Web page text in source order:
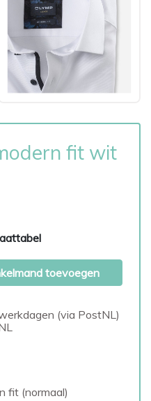
fit wit
toevoegen
(via PostNL)
fit (normaal)